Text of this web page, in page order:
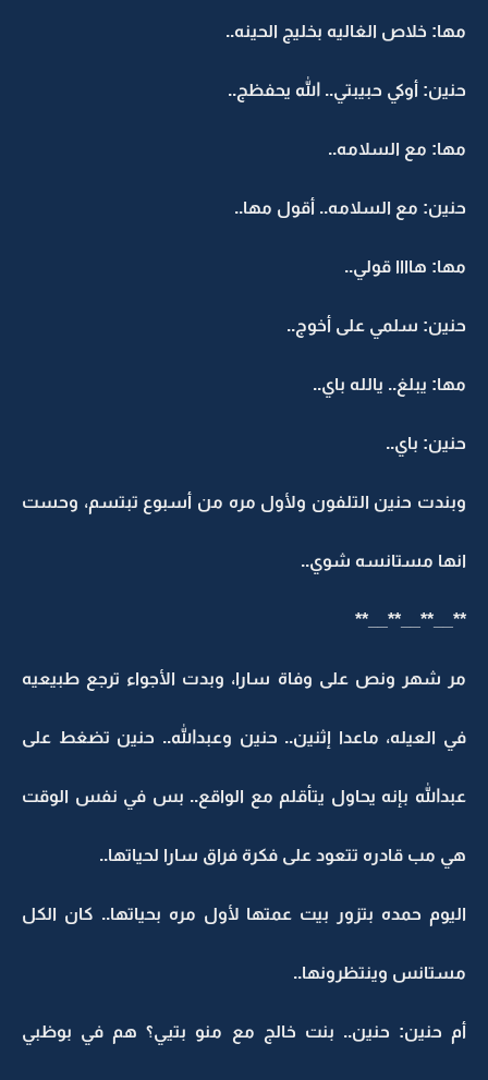
مها: خلاص الغاليه بخليج الحينه..
حنين: أوكي حبيبتي.. الله يحفظج..
مها: مع السلامه..
حنين: مع السلامه.. أقول مها..
مها: هاااا قولي..
حنين: سلمي على أخوج..
مها: يبلغ.. يالله باي..
حنين: باي..
وبندت حنين التلفون ولأول مره من أسبوع تبتسم، وحست
انها مستانسه شوي..
**__**__**__**
مر شهر ونص على وفاة سارا، وبدت الأجواء ترجع طبيعيه
في العيله، ماعدا إثنين.. حنين وعبدالله.. حنين تضغط على
عبدالله بإنه يحاول يتأقلم مع الواقع.. بس في نفس الوقت
هي مب قادره تتعود على فكرة فراق سارا لحياتها..
اليوم حمده بتزور بيت عمتها لأول مره بحياتها.. كان الكل
مستانس وينتظرونها..
أم حنين: حنين.. بنت خالج مع منو بتيي؟ هم في بوظبي